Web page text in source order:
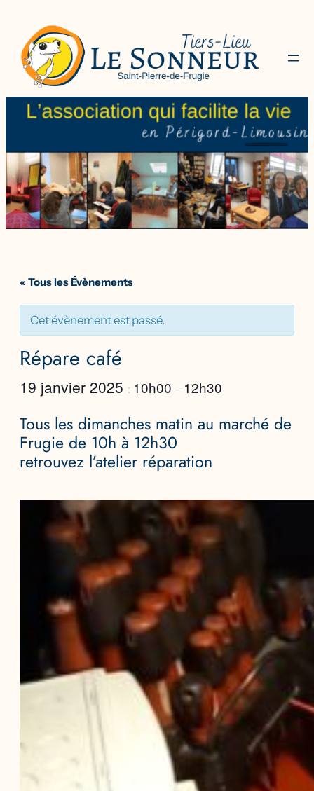
« Tous les Évènements
Cet évènement est passé.
Répare café
19 janvier 2025 : 10h00 – 12h30
Tous les dimanches matin au marché de
Frugie de 10h à 12h30
retrouvez l’atelier réparation